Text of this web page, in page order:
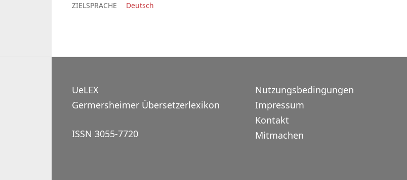
ZIELSPRACHE
Deutsch
UeLEX
Germersheimer Übersetzerlexikon
ISSN 3055-7720
Nutzungsbedingungen
Impressum
Kontakt
Mitmachen